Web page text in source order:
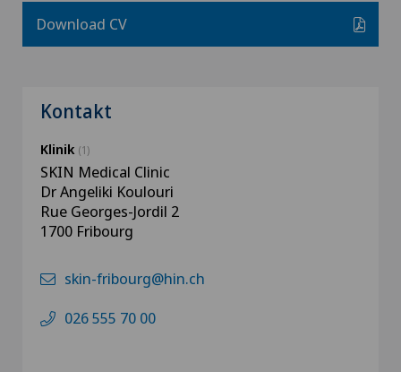
Download CV
Kontakt
Klinik (1)
SKIN Medical Clinic
Dr Angeliki Koulouri
Rue Georges-Jordil 2
1700 Fribourg
skin-fribourg@hin.ch
026 555 70 00